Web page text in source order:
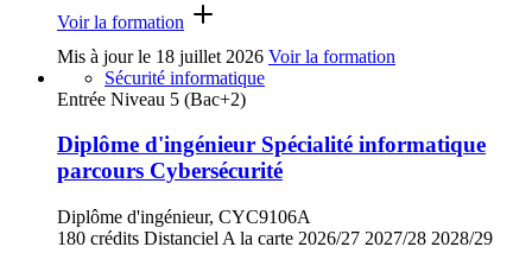
Voir la formation
Mis à jour le 18 juillet 2026 Voir la formation
Sécurité informatique
Entrée Niveau 5 (Bac+2)
Diplôme d'ingénieur Spécialité informatique
parcours Cybersécurité
Diplôme d'ingénieur, CYC9106A
180 crédits Distanciel A la carte 2026/27 2027/28 2028/29